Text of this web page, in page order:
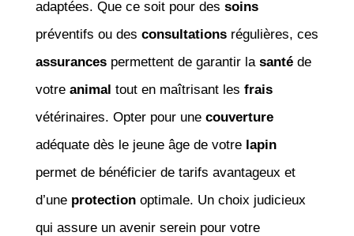
adaptées. Que ce soit pour des soins
préventifs ou des consultationsrégulières, ces
assurancespermettent de garantir la santéde
votre animal tout en maîtrisant les frais
vétérinaires. Opter pour une couverture
adéquate dès le jeune âge de votre lapin
permet de bénéficier de tarifs avantageux et
d’une protectionoptimale. Un choix judicieux
qui assure un avenir serein pour votre